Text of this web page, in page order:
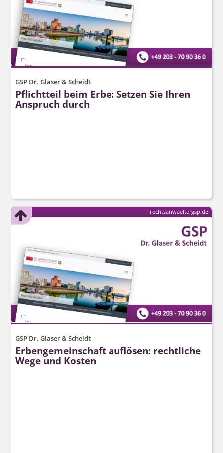
GSP Dr. Glaser & Scheidt
Pflichtteil beim Erbe: Setzen Sie Ihren
Anspruch durch
GSP Dr. Glaser & Scheidt
Erbengemeinschaft auflösen: rechtliche
Wege und Kosten
rechtsanwaelte-gsp.de